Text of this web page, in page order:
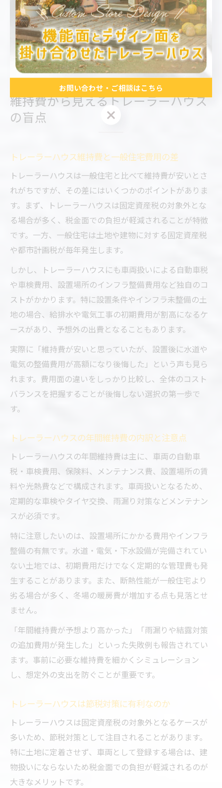
観点から必要な費用をリストアップし、見積もりを複数
取得することが重要です。トレーラーハウスを選ぶ際
は、安易なコスト感覚に流されず、長期的な視点で比較
検討しましょう。
維持費から見えるトレーラーハウス
の盲点
トレーラーハウス維持費と一般住宅費用の差
トレーラーハウスは一般住宅と比べて維持費が安いとさ
れがちですが、その差にはいくつかのポイントがありま
す。まず、トレーラーハウスは固定資産税の対象外とな
る場合が多く、税金面での負担が軽減されることが特徴
です。一方、一般住宅は土地や建物に対する固定資産税
や都市計画税が毎年発生します。
しかし、トレーラーハウスにも車両扱いによる自動車税
や車検費用、設置場所のインフラ整備費用など独自のコ
ストがかかります。特に設置条件やインフラ未整備の土
地の場合、給排水や電気工事の初期費用が割高になるケ
ースがあり、予想外の出費となることもあります。
実際に「維持費が安いと思っていたが、設置後に水道や
電気の整備費用が高額になり後悔した」という声も見ら
れます。費用面の違いをしっかり比較し、全体のコスト
バランスを把握することが後悔しない選択の第一歩で
す。
トレーラーハウスの年間維持費の内訳と注意点
トレーラーハウスの年間維持費は主に、車両の自動車
税・車検費用、保険料、メンテナンス費、設置場所の賃
料や光熱費などで構成されます。車両扱いとなるため、
定期的な車検やタイヤ交換、雨漏り対策などメンテナン
スが必須です。
特に注意したいのは、設置場所にかかる費用やインフラ
整備の有無です。水道・電気・下水設備が完備されてい
ない土地では、初期費用だけでなく定期的な管理費も発
生することがあります。また、断熱性能が一般住宅より
劣る場合が多く、冬場の暖房費が増加する点も見落とせ
ません。
「年間維持費が予想より高かった」「雨漏りや結露対策
の追加費用が発生した」といった失敗例も報告されてい
ます。事前に必要な維持費を細かくシミュレーション
し、想定外の支出を防ぐことが重要です。
トレーラーハウスは節税対策に有利なのか
トレーラーハウスは固定資産税の対象外となるケースが
多いため、節税対策として注目されることがあります。
特に土地に定着させず、車両として登録する場合は、建
物扱いにならないため税金面での負担が軽減されるのが
大きなメリットです。
お問い合わせ・ご相談はこちら
お問い合わせ・ご相談はこちら